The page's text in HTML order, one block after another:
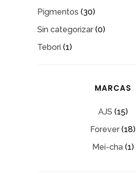
Pigmentos (30)
Sin categorizar (0)
Tebori (1)
MARCAS
AJS (15)
Forever (18)
Mei-cha (1)